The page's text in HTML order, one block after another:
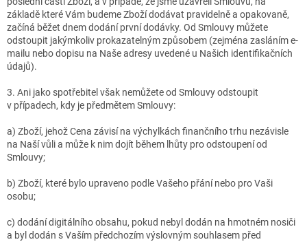
základě které Vám budeme Zboží dodávat pravidelně a opakovaně,
začíná běžet dnem dodání první dodávky. Od Smlouvy můžete
odstoupit jakýmkoliv prokazatelným způsobem (zejména zasláním e-
mailu nebo dopisu na Naše adresy uvedené u Našich identifikačních
údajů).
3. Ani jako spotřebitel však nemůžete od Smlouvy odstoupit
v případech, kdy je předmětem Smlouvy:
a) Zboží, jehož Cena závisí na výchylkách finančního trhu nezávisle
na Naší vůli a může k nim dojít během lhůty pro odstoupení od
Smlouvy;
b) Zboží, které bylo upraveno podle Vašeho přání nebo pro Vaši
osobu;
c) dodání digitálního obsahu, pokud nebyl dodán na hmotném nosiči
a byl dodán s Vaším předchozím výslovným souhlasem před